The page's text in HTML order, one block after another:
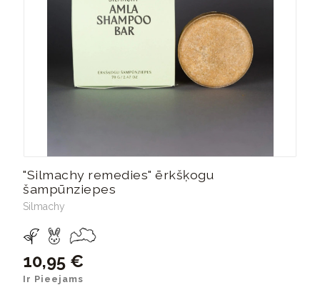
"Silmachy remedies" ērkšķogu
šampūnziepes
Silmachy
10,95 €
Ir Pieejams